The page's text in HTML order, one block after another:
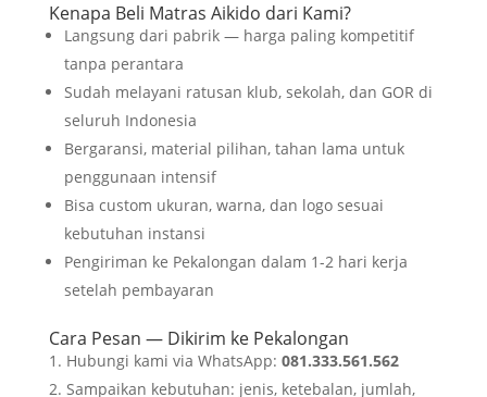
Kenapa Beli Matras Aikido dari Kami?
Langsung dari pabrik — harga paling kompetitif
tanpa perantara
Sudah melayani ratusan klub, sekolah, dan GOR di
seluruh Indonesia
Bergaransi, material pilihan, tahan lama untuk
penggunaan intensif
Bisa custom ukuran, warna, dan logo sesuai
kebutuhan instansi
Pengiriman ke Pekalongan dalam 1-2 hari kerja
setelah pembayaran
Cara Pesan — Dikirim ke Pekalongan
Hubungi kami via WhatsApp: 081.333.561.562
Sampaikan kebutuhan: jenis, ketebalan, jumlah,